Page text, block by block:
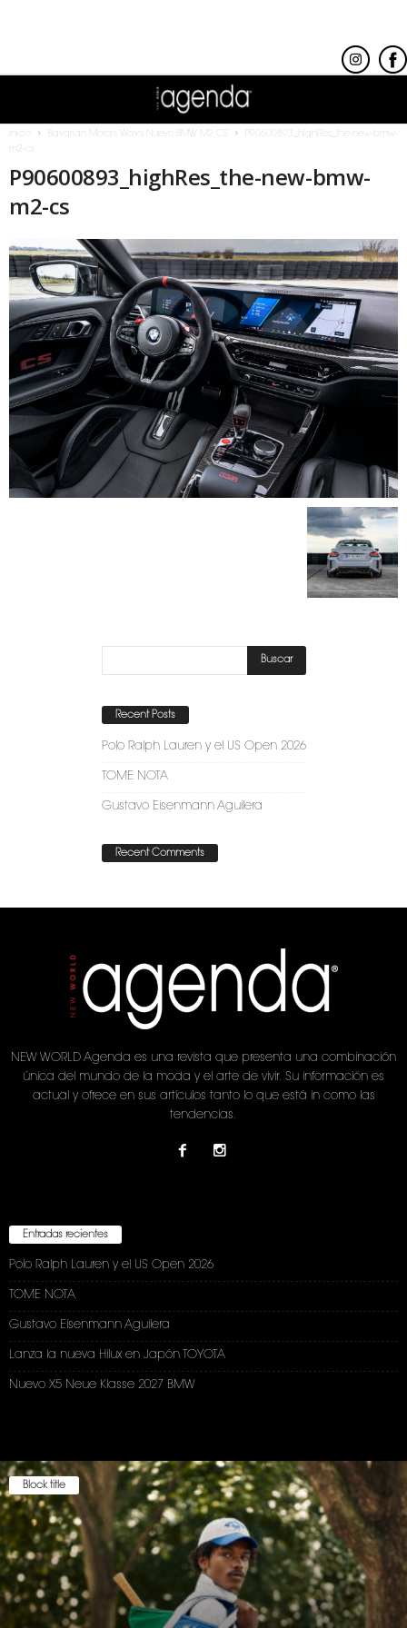
Bavarian Motors Works Nuevo BMW M2 CS
P90600893_highRes_the-new-bmw-
m2-cs
P90600893_highRes_the-new-bmw-
m2-cs
Recent Posts
Polo Ralph Lauren y el US Open 2026
TOME NOTA
Gustavo Eisenmann Aguilera
Recent Comments
NEW WORLD Agenda es una revista que presenta una combinación
única del mundo de la moda y el arte de vivir. Su información es
actual y ofrece en sus artículos tanto lo que está in como las
tendencias.
Entradas recientes
Polo Ralph Lauren y el US Open 2026
TOME NOTA
Gustavo Eisenmann Aguilera
Lanza la nueva Hilux en Japón TOYOTA
Nuevo X5 Neue Klasse 2027 BMW
Block title